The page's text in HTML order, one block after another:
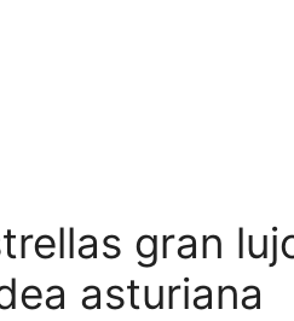
gran
asturiana